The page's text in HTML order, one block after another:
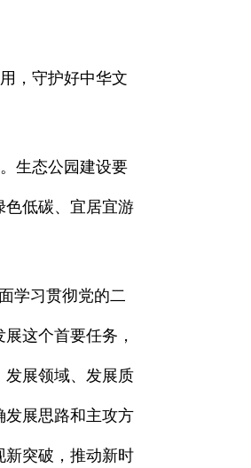
，守护好中华文
生态公园建设要
色低碳、宜居宜游
学习贯彻党的二
这个首要任务，
发展领域、发展质
发展思路和主攻方
新突破，推动新时